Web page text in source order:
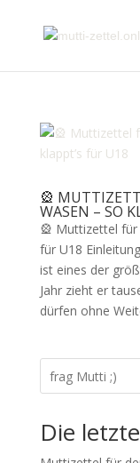
🎡
WASEN – SO
🎡 Muttizettel für
für U18
ist eines der
Jahr zieht er
dürfen ohne
Die